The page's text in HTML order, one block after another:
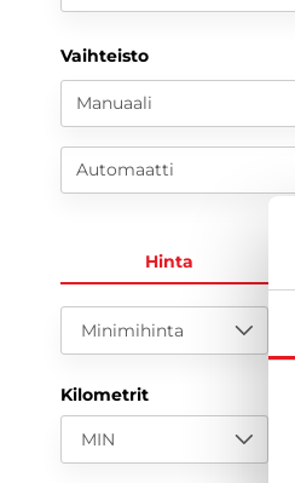
Vaihteisto
Manuaali
Automaatti
Hinta
Minimihinta
Kilometrit
MIN